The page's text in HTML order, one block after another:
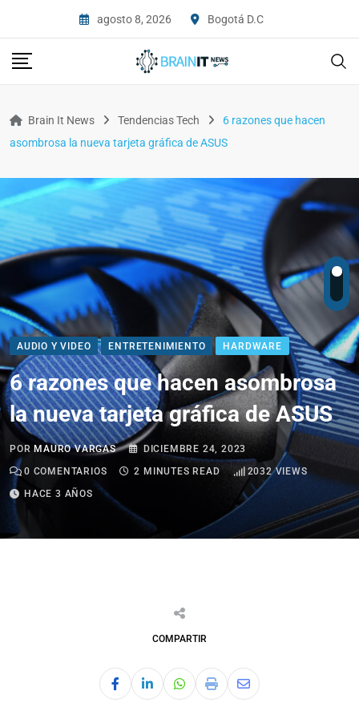
agosto 8, 2026 Bogotá D.C
Brain It News Tendencias Tech
6 razones que hacen
asombrosa la nueva tarjeta gráfica de ASUS
AUDIO Y VIDEO ENTRETENIMIENTO HARDWARE
6 razones que hacen asombrosa
la nueva tarjeta gráfica de ASUS
POR MAURO VARGAS
DICIEMBRE 24, 2023
0 COMENTARIOS 2 MINUTES READ 2032VIEWS
HACE 3 AÑOS
COMPARTIR